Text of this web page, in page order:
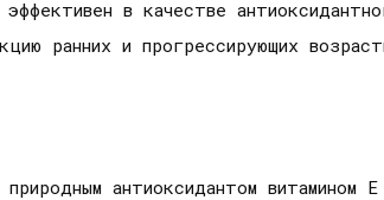
в качестве
ранних и прогрессирующих
антиоксидантом витамином